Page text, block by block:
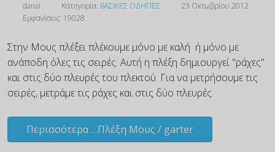
danai Κατηγορία: ΒΑΣΙΚΕΣ ΟΔΗΓΙΕΣ
23 Οκτωβρίου 2012
Εμφανίσεις: 19028
Στην Μους πλέξειπλέκουμε μόνο με καλή ή μόνο με
ανάποδη όλες τις σειρές. Αυτή η πλέξη δημιουργεί "ράχες"
και στις δύο πλευρές του πλεκτού. Για να μετρήσουμε τις
σειρές, μετράμε τις ράχες και στις δύο πλευρές.
Περισσότερα …Πλέξη Μους / garter